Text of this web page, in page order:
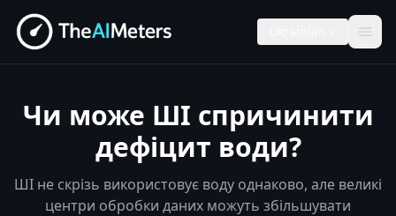
Чи може ШІ спричинити
дефіцит води?
ШІ не скрізь використовує воду однаково, але великі
центри обробки даних можуть збільшувати